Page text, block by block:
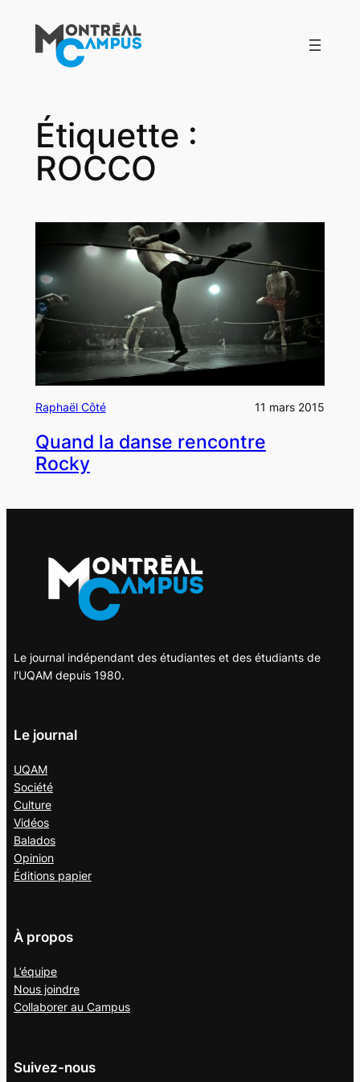
contenu
Étiquette :
ROCCO
Raphaël Côté 11 mars 2015
Quand la danse rencontre
Rocky
Le journal indépendant des étudiantes et des étudiants de
l'UQAM depuis 1980.
Le journal
UQAM
Société
Culture
Vidéos
Balados
Opinion
Éditions papier
À propos
L’équipe
Nous joindre
Collaborer au Campus
Suivez-nous